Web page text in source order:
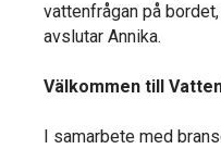
vattenfrågan på
avslutar Annika.
Välkommen till
I samarbete med